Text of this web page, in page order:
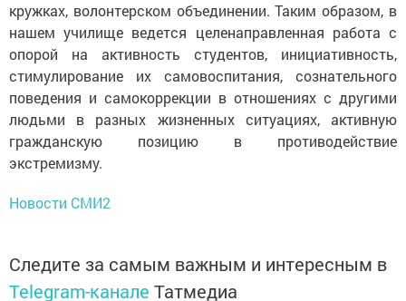
кружках, волонтерском объединении. Таким образом, в
нашем училище ведется целенаправленная работа с
опорой на активность студентов, инициативность,
стимулирование их самовоспитания, сознательного
поведения и самокоррекции в отношениях с другими
людьми в разных жизненных ситуациях, активную
гражданскую позицию в противодействие
экстремизму.
Новости СМИ2
Следите за самым важным и интересным в
Telegram-канале Татмедиа